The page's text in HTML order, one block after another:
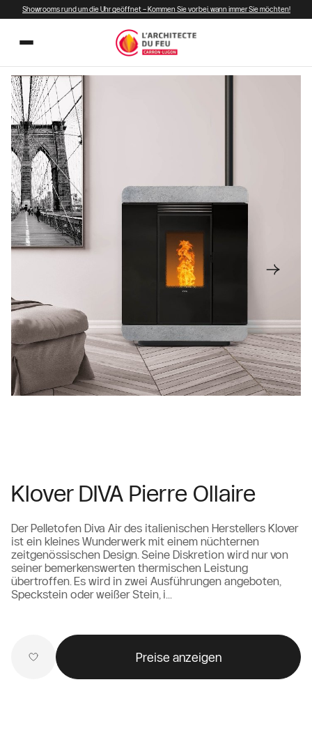
Showrooms rund um die Uhr geöffnet – Kommen Sie vorbei, wann immer Sie möchten!
Klover DIVA Pierre Ollaire
Der Pelletofen Diva Air des italienischen Herstellers Klover
ist ein kleines Wunderwerk mit einem nüchternen
zeitgenössischen Design. Seine Diskretion wird nur von
seiner bemerkenswerten thermischen Leistung
übertroffen. Es wird in zwei Ausführungen angeboten,
Speckstein oder weißer Stein, i...
Preise anzeigen